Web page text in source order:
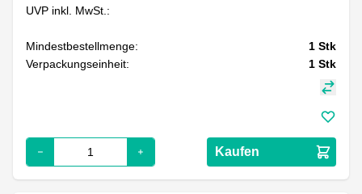
UVP inkl. MwSt.:
Mindestbestellmenge: 1 Stk
Verpackungseinheit:
1 Stk
Kaufen